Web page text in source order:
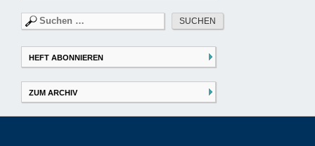
Suchen
nach:
HEFT ABONNIEREN
ZUM ARCHIV